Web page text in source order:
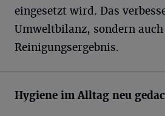
eingesetzt wird. Das
Umweltbilanz, sondern auch
Reinigungsergebnis.
Hygiene im Alltag neu